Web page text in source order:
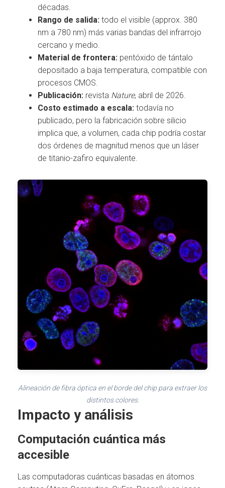
décadas.
Rango de salida: todo el visible (approx. 380
nm a 780 nm) más varias bandas del infrarrojo
cercano y medio.
Material de frontera: pentóxido de tántalo
depositado a baja temperatura, compatible con
procesos CMOS.
Publicación: revista Nature, abril de 2026.
Costo estimado a escala: todavía no
publicado, pero la fabricación sobre silicio
implica que, a volumen, cada chip podría costar
dos órdenes de magnitud menos que un láser
de titanio-zafiro equivalente.
Alineación de fibra óptica en el borde del chip para extraer los
distintos colores.
Impacto y análisis
Computación cuántica más
accesible
Las computadoras cuánticas basadas en átomos